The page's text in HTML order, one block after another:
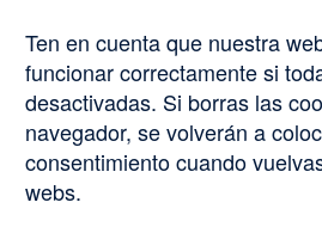
Ten en cuenta que nuestra
funcionar correctamente si
desactivadas. Si borras las
navegador, se volverán a
consentimiento cuando
webs.